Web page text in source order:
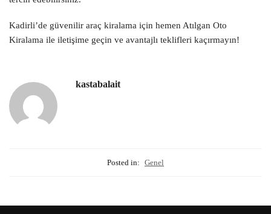
Kadirli’de güvenilir araç kiralama için hemen Atılgan Oto
Kiralama ile iletişime geçin ve avantajlı teklifleri kaçırmayın!
kastabalait
Posted in: Genel